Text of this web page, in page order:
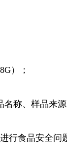
）；
称、样品来
行食品安全问